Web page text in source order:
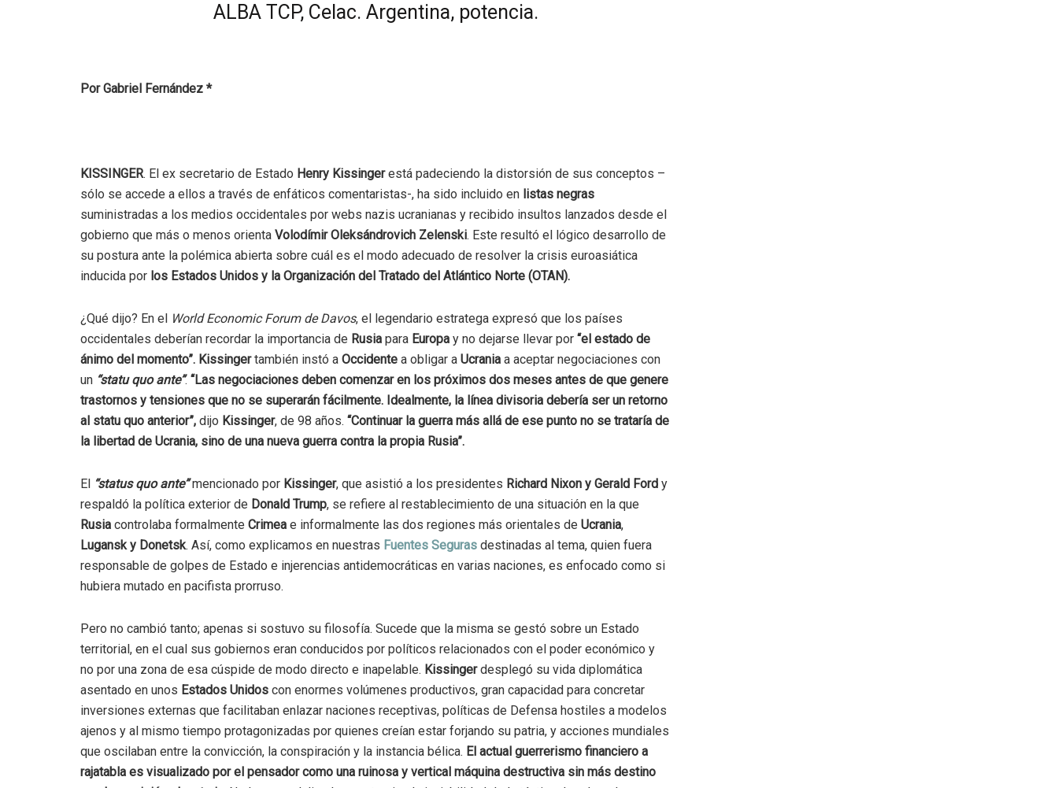
ALBA TCP, Celac. Argentina, potencia.
Por Gabriel Fernández *
KISSINGER. El ex secretario de Estado Henry Kissingerestá padeciendo la distorsión de sus conceptos –
sólo se accede a ellos a través de enfáticos comentaristas-, ha sido incluido en listas negras
suministradas a los medios occidentales por webs nazis ucranianas y recibido insultos lanzados desde el
gobierno que más o menos orienta Volodímir Oleksándrovich Zelenski​. Este resultó el lógico desarrollo de
su postura ante la polémica abierta sobre cuál es el modo adecuado de resolver la crisis euroasiática
inducida por los Estados Unidos y la Organización del Tratado del Atlántico Norte (OTAN).
¿Qué dijo? En el World Economic Forum de Davos, el legendario estratega expresó que los países
occidentales deberían recordar la importancia de Rusia para Europa y no dejarse llevar por “el estado de
ánimo del momento”. Kissingertambién instó a Occidente a obligar a Ucrania a aceptar negociaciones con
un “statu quo ante”. “Las negociaciones deben comenzar en los próximos dos meses antes de que genere
trastornos y tensiones que no se superarán fácilmente. Idealmente, la línea divisoria debería ser un retorno
al statu quo anterior”, dijo Kissinger, de 98 años. “Continuar la guerra más allá de ese punto no se trataría de
la libertad de Ucrania, sino de una nueva guerra contra la propia Rusia”.
El “status quo ante”mencionado por Kissinger, que asistió a los presidentes Richard Nixon y Gerald Ford y
respaldó la política exterior de Donald Trump, se refiere al restablecimiento de una situación en la que
Rusia controlaba formalmente Crimea e informalmente las dos regiones más orientales de Ucrania,
Lugansk y Donetsk. Así, como explicamos en nuestras Fuentes Seguras destinadas al tema, quien fuera
responsable de golpes de Estado e injerencias antidemocráticas en varias naciones, es enfocado como si
hubiera mutado en pacifista prorruso.
Pero no cambió tanto; apenas si sostuvo su filosofía. Sucede que la misma se gestó sobre un Estado
territorial, en el cual sus gobiernos eran conducidos por políticos relacionados con el poder económico y
no por una zona de esa cúspide de modo directo e inapelable. Kissingerdesplegó su vida diplomática
asentado en unos Estados Unidos con enormes volúmenes productivos, gran capacidad para concretar
inversiones externas que facilitaban enlazar naciones receptivas, políticas de Defensa hostiles a modelos
ajenos y al mismo tiempo protagonizadas por quienes creían estar forjando su patria, y acciones mundiales
que oscilaban entre la convicción, la conspiración y la instancia bélica. El actual guerrerismo financiero a
rajatabla es visualizado por el pensador como una ruinosa y vertical máquina destructiva sin más destino